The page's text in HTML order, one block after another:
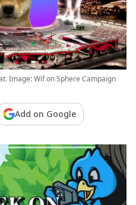
Image: Wif on Sphere Campaign
Add on Google